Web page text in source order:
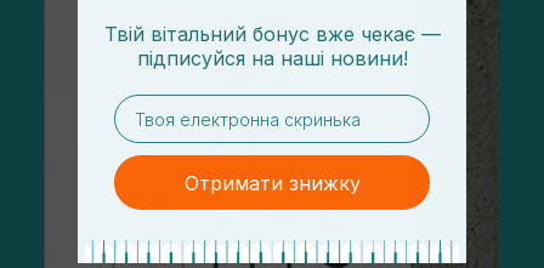
Твій вітальний бонус вже чекає —
підписуйся на наші новини!
email
Отримати знижку